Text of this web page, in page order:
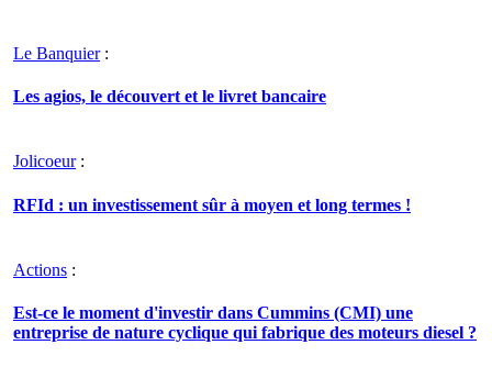
Le Banquier:
Les agios, le découvert et le livret bancaire
Jolicoeur:
RFId : un investissement sûr à moyen et long termes !
Actions :
Est-ce le moment d'investir dans Cummins (CMI) une
entreprise de nature cyclique qui fabrique des moteurs diesel ?